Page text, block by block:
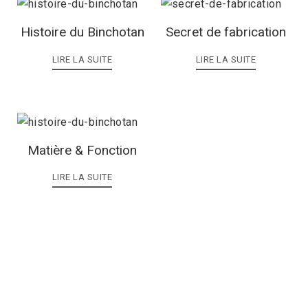
Histoire du Binchotan
LIRE LA SUITE
Secret de fabrication
LIRE LA SUITE
Matière & Fonction
LIRE LA SUITE